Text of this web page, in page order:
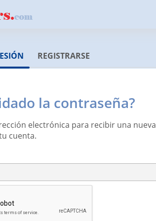
REGISTRARSE
la contraseña?
electrónica para recibir una nueva
cuenta.